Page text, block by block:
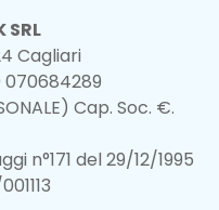
Cagliari
070684289
Cap. Soc. €.
n°171 del 29/12/1995